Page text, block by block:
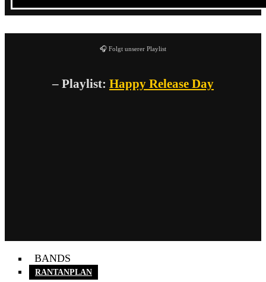
🎧 Folgt unserer Playlist
– Playlist: Happy Release Day
BANDS
RANTANPLAN